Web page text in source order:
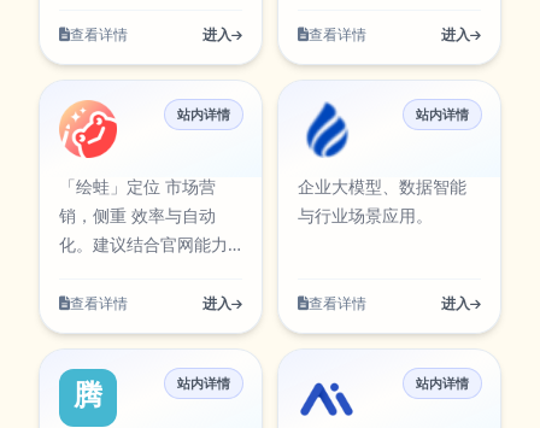
目已在本站AI工具卡片
中同步展示，访问入
口：
https://
的完整流程，适合日常
研究与团队协作等多类
任务。在使用过程中可
按需求调整参数与输出
果质量的同时提升执行
效率，减少重复操作带
来的时间成本。当前条
中同步展示，访问入
口：
https://aiapps.kunqiongai.com/#1106。
助你在保证结果质量的
少重复操作带来的时间
成本。当前条目已在本
站AI工具卡片中同步展
https://seo.kunqiongai.com。
程。面向营销与运营场
景，支持创意生成、内
工具可通过官方入口快
速访问，并提供对应图
标资源，便于在工具库
中检索与使用。 舆情分
析围绕实际使用场景设
的完整流程，适合日常
研究与团队协作等多类
任务。在使用过程中可
按需求调整参数与输出
查看详情 进入
到输出流程。支持多步
骤内容生成与结果优
办公处理与效率提升。
该工具可通过官方入口
快速访问，并提供对应
图标资源，便于在工具
使用场景设计，支持从
程，适合日常办公、内
容创作、学习研究与团
队协作等多类任务。在
查看详情 进入
绘蛙
站内详情
「绘蛙」定位 市场营
销，侧重 效率与自动
化。建议结合官网能力
配你的流程。
查看详情 进入
滴普科技
站内详情
企业大模型、数据智能
与行业场景应用。
查看详情 进入
腾讯广告
站内详情
秘塔 AI 搜索
站内详情